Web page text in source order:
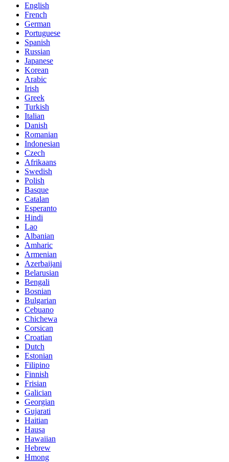
English
French
German
Portuguese
Spanish
Russian
Japanese
Korean
Arabic
Irish
Greek
Turkish
Italian
Danish
Romanian
Indonesian
Czech
Afrikaans
Swedish
Polish
Basque
Catalan
Esperanto
Hindi
Lao
Albanian
Amharic
Armenian
Azerbaijani
Belarusian
Bengali
Bosnian
Bulgarian
Cebuano
Chichewa
Corsican
Croatian
Dutch
Estonian
Filipino
Finnish
Frisian
Galician
Georgian
Gujarati
Haitian
Hausa
Hawaiian
Hebrew
Hmong